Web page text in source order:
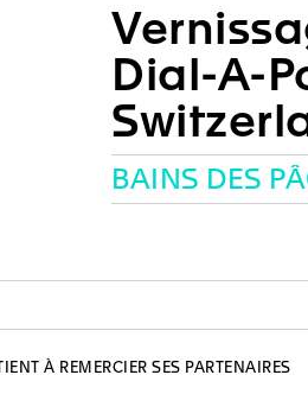
Dial-A-
À REMERCIER SES PARTENAIRES